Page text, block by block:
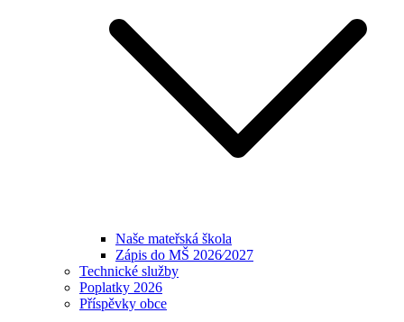
Naše mateřská škola
Zápis do MŠ 2026⁄2027
Technické služby
Poplatky 2026
Příspěvky obce